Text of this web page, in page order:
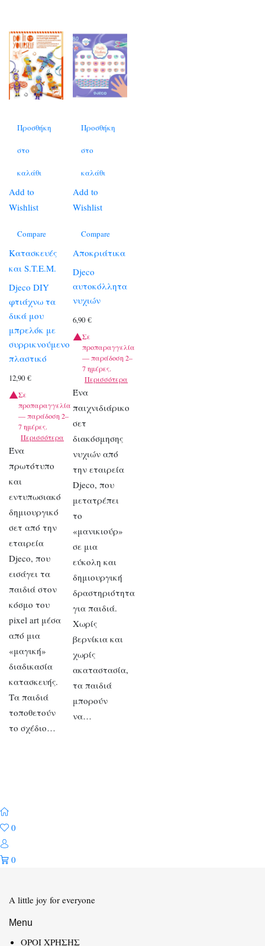
Προσθήκη
στο
καλάθι
Add to
Wishlist
Compare
Κατασκευές
και S.T.E.M.
Djeco DIY
φτιάχνω τα
δικά μου
μπρελόκ με
συρρικνούμενο
πλαστικό
12,90 €
Σε
προπαραγγελία
— παράδοση 2–
7 ημέρες.
Περισσότερα
Ένα
πρωτότυπο
και
εντυπωσιακό
δημιουργικό
σετ από την
εταιρεία
Djeco, που
εισάγει τα
παιδιά στον
κόσμο του
pixel art μέσα
από μια
«μαγική»
διαδικασία
κατασκευής.
Τα παιδιά
τοποθετούν
το σχέδιο…
Προσθήκη
στο
καλάθι
Add to
Wishlist
Compare
Αποκριάτικα
Djeco
αυτοκόλλητα
νυχιών
6,90€
Σε
προπαραγγελία
— παράδοση 2–
7 ημέρες.
Περισσότερα
Ένα
παιχνιδιάρικο
σετ
διακόσμησης
νυχιών από
την εταιρεία
Djeco, που
μετατρέπει
το
«μανικιούρ»
σε μια
εύκολη και
δημιουργική
δραστηριότητα
για παιδιά.
Χωρίς
βερνίκια και
χωρίς
ακαταστασία,
τα παιδιά
μπορούν
να…
0
0
A little joy for everyone
Menu
ΟΡΟΙ ΧΡΗΣΗΣ